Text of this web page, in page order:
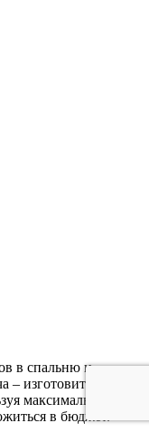
в спальню и
– изготовить мебель
максимально
в бюджет.